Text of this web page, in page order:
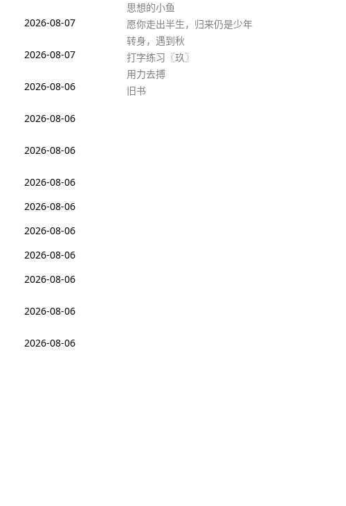
2026-08-07
2026-08-07
2026-08-06
2026-08-06
2026-08-06
2026-08-06
2026-08-06
2026-08-06
2026-08-06
2026-08-06
2026-08-06
2026-08-06
思想的小鱼
愿你走出半生，归来仍是少年
转身，遇到秋
打字练习〖玖〗
用力去搏
旧书